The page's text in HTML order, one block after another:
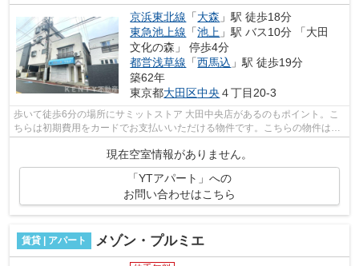
京浜東北線 「大森 」駅 徒歩18分
東急池上線 「池上 」駅 バス10分 「大田
文化の森」 停歩4分
都営浅草線 「西馬込 」駅 徒歩19分
築62年
東京都大田区中央 ４丁目20-3
歩いて徒歩6分の場所にサミットストア 大田中央店があるのもポイント。こ
ちらは初期費用をカードでお支払いいただける物件です。こちらの物件はア
現在空室情報がありません。
「YTアパート」への
お問い合わせはこちら
賃貸 | アパート メゾン・プルミエ